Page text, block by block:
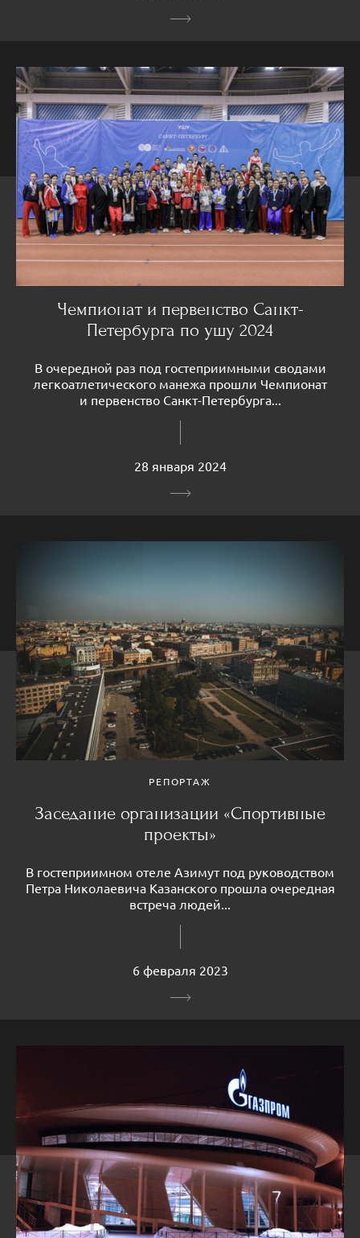
Чемпионат и первенство Санкт-
Петербурга по ушу 2024
В очередной раз под гостеприимными сводами
легкоатлетического манежа прошли Чемпионат
и первенство Санкт-Петербурга...
28 января 2024
РЕПОРТАЖ
Заседание организации «Спортивные
проекты»
В гостеприимном отеле Азимут под руководством
Петра Николаевича Казанского прошла очередная
встреча людей...
6 февраля 2023